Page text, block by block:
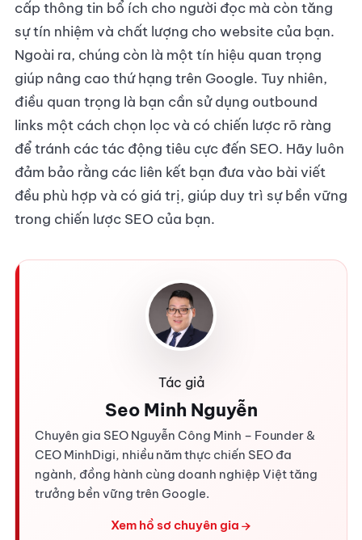
cấp thông tin bổ ích cho người đọc mà còn tăng
sự tín nhiệm và chất lượng cho website của bạn.
Ngoài ra, chúng còn là một tín hiệu quan trọng
giúp nâng cao thứ hạng trên Google. Tuy nhiên,
điều quan trọng là bạn cần sử dụng outbound
links một cách chọn lọc và có chiến lược rõ ràng
để tránh các tác động tiêu cực đến SEO. Hãy luôn
đảm bảo rằng các liên kết bạn đưa vào bài viết
đều phù hợp và có giá trị, giúp duy trì sự bền vững
trong chiến lược SEO của bạn.
Tác giả
Seo Minh Nguyễn
Chuyên gia SEO Nguyễn Công Minh – Founder &
CEO MinhDigi, nhiều năm thực chiến SEO đa
ngành, đồng hành cùng doanh nghiệp Việt tăng
trưởng bền vững trên Google.
Xem hồ sơ chuyên gia